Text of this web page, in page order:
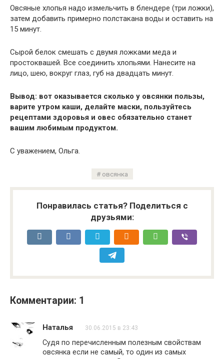
Овсяные хлопья надо измельчить в блендере (три ложки),
затем добавить примерно полстакана воды и оставить на
15 минут.
Сырой белок смешать с двумя ложками меда и
простоквашей. Все соединить хлопьями. Нанесите на
лицо, шею, вокруг глаз, губ на двадцать минут.
Вывод: вот оказывается сколько у овсянки пользы,
варите утром каши, делайте маски, пользуйтесь
рецептами здоровья и овес обязательно станет
вашим любимым продуктом.
С уважением, Ольга.
овсянка
Понравилась статья? Поделиться с
друзьями:
Комментарии: 1
Наталья 30.06.2015 в 23:43
Судя по перечисленным полезным свойствам
овсянка если не самый, то один из самых